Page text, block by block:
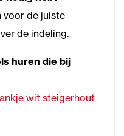
voor de juiste
de indeling.
huren die bij
wit steigerhout